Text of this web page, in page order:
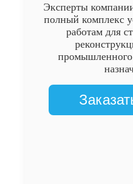
Эксперты
полный комплекс
работам для
промышленного